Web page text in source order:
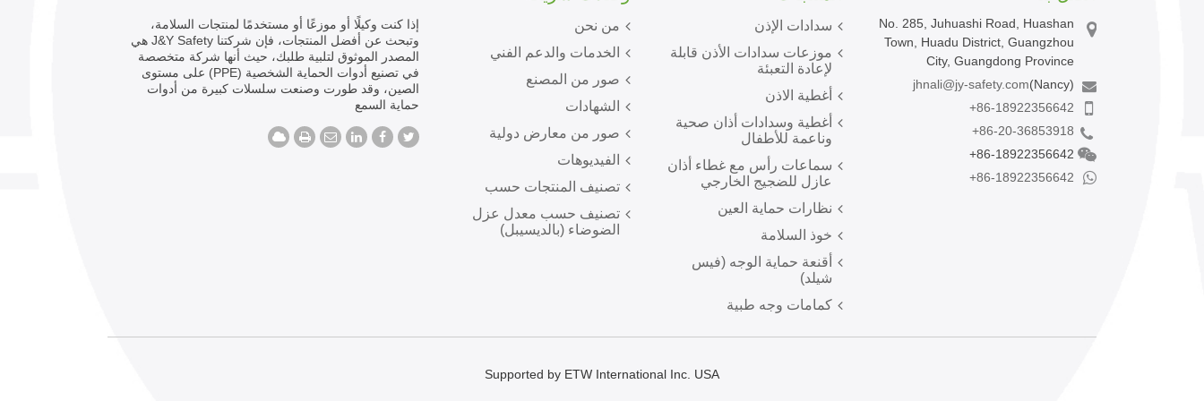
إذا كنت وكيلًا أو موزعًا أو مستخدمًا لمنتجات السلامة،
وتبحث عن أفضل المنتجات، فإن شركتنا J&Y Safety هي
المصدر الموثوق لتلبية طلبك، حيث أنها شركة متخصصة
في تصنيع أدوات الحماية الشخصية (PPE) على مستوى
الصين، وقد طورت وصنعت سلسلات كبيرة من أدوات
حماية السمع
من نحن
الخدمات والدعم الفني
صور من المصنع
الشهادات
صور من معارض دولية
الفيديوهات
تصنيف المنتجات حسب
تصنيف حسب معدل عزل
الضوضاء (بالديسيبل)
سدادات الإذن
موزعات سدادات الأذن قابلة
لإعادة التعبئة
أغطية الاذن
أغطية وسدادات أذان صحية
وناعمة للأطفال
سماعات رأس مع غطاء أذان
عازل للضجيج الخارجي
نظارات حماية العين
خوذ السلامة
أقنعة حماية الوجه (فيس
شيلد)
كمامات وجه طبية
No. 285, Juhuashi Road, Huashan
Town, Huadu District, Guangzhou
City, Guangdong Province
jhnali@jy-safety.com(Nancy)
+86-18922356642
+86-20-36853918
+86-18922356642
+86-18922356642
Supported by ETW International Inc. USA